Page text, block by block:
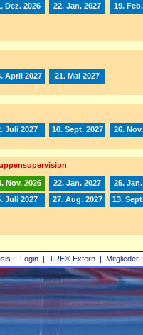
II‑Login | TRE® Extern | Mitglieder
Dez. 2026 22. Jan. 2027 19.
April 2027 21. Mai 2027
Juli 2027 10. Sept. 2027 26.
Nov. 2026 22. Jan. 2027 25.
Juli 2027 27. Aug. 2027 13.